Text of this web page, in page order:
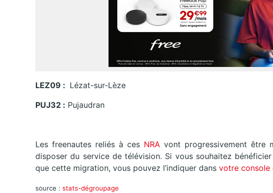
LEZ09 : Lézat-sur-Lèze
PUJ32 : Pujaudran
Les freenautes reliés à ces NRA vont progressivement être
disposer du service de télévision. Si vous souhaitez
que cette migration, vous pouvez l’indiquer dans votre console
source : stats-dégroupage